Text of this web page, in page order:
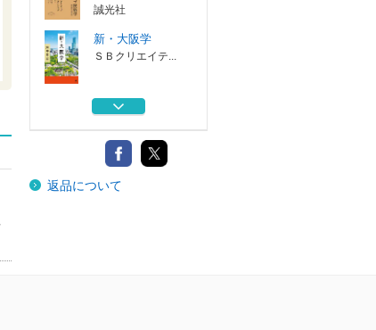
誠光社
新・大阪学
ＳＢクリエイテ...
会社と社会の読書
黒鳥社
傍流の巨人渋沢敬
三 民俗と実業...
返品について